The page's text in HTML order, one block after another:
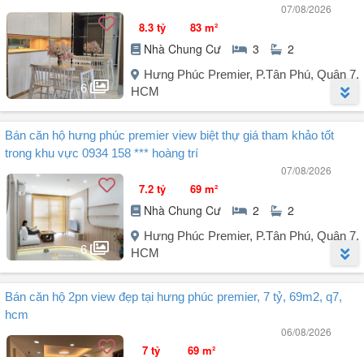
07/08/2026
6
8.3 tỷ 83 m²
Nhà Chung Cư 3 2
Hưng Phúc Premier, P.Tân Phú, Quận 7,
HCM
Người đăng: Trần Anh Quốc
(19 tin đăng)
Căn hộ chung cư Hưng Phúc Premier tọa lạc tại Hưng Phúc Premier,
Đường Nguyễn Lương Bằng, Phường Tân Mỹ, Hồ Chí Minh (Quận 7,
Hồ Chí Minh cũ) với diện tích rộng rãi 83m², bao gồm 3 phòng ngủ
và 2 phòng tắm. Căn hộ này có hướng cửa chính Tây Nam và ban
công Đông Nam, rất thoáng đãng và sáng sủa. Giá bán cực kỳ hợp
lý gấp 8,3 tỷ VND. Không gian sống lý tưởng cho những ai yêu thích
sự hiện đại và ...
Bán căn hộ hưng phúc premier view biệt thự giá tham khảo tốt
trong khu vực 0934 158 *** hoàng trí
07/08/2026
6
7.2 tỷ 69 m²
Nhà Chung Cư 2 2
Hưng Phúc Premier, P.Tân Phú, Quận 7,
HCM
Người đăng: Nguyễn Hoàng Trí
(4 tin đăng)
Bán căn hộ Hưng Phúc Premier.
- Vị trí chung cư: Ngay mặt tiền trục đường thương mại Nguyễn
Bán căn hộ 2pn view đẹp tại hưng phúc premier, 7 tỷ, 69m2, q7,
hcm
06/08/2026
7 tỷ 69 m²